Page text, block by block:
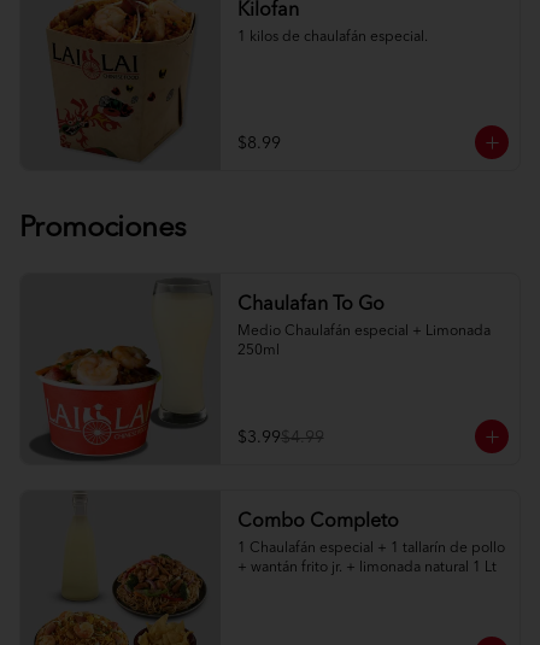
Kilofan
1 kilos de chaulafán especial.
$8.99
Promociones
Chaulafan To Go
Medio Chaulafán especial + Limonada
250ml
$3.99$4.99
Combo Completo
1 Chaulafán especial + 1 tallarín de pollo
+ wantán frito jr. + limonada natural 1 Lt